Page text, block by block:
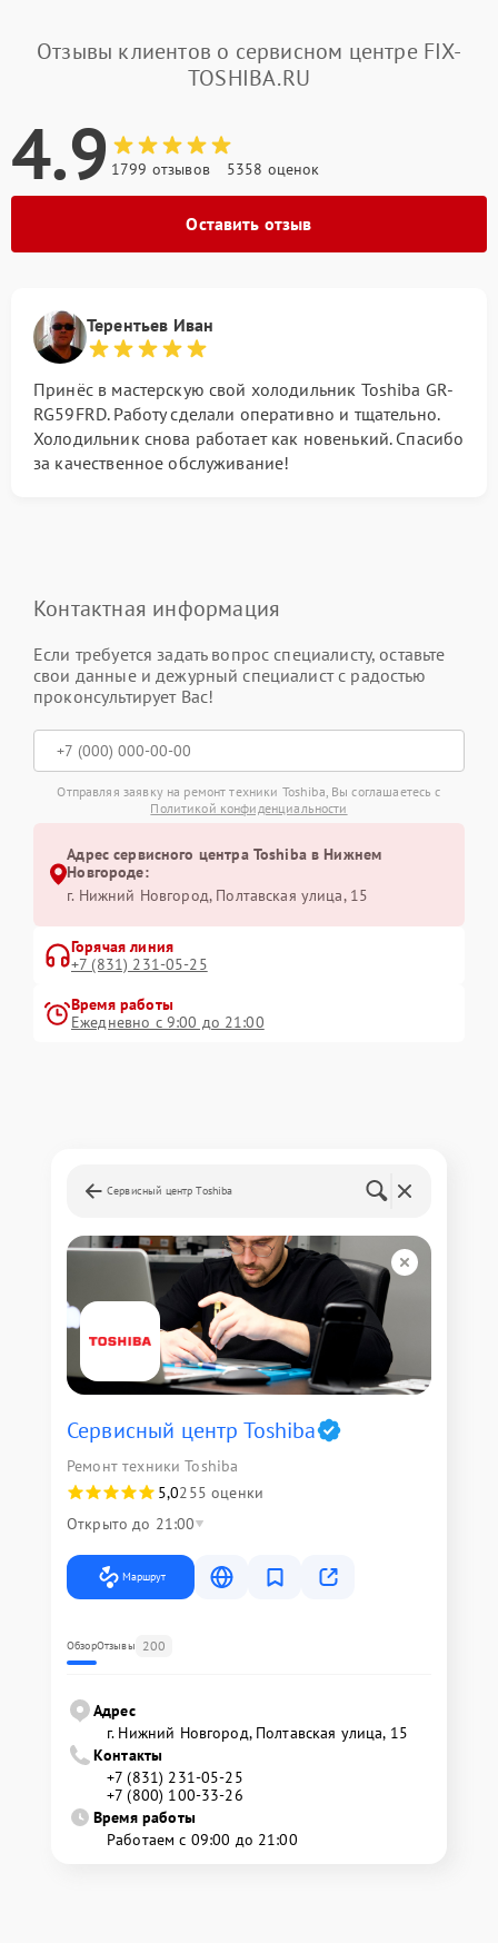
Отзывы клиентов о сервисном центре FIX-
TOSHIBA.RU
4.9 1799 отзывов 5358 оценок
Оставить отзыв
Терентьев Иван
Принёс в мастерскую свой холодильник Toshiba GR-
RG59FRD. Работу сделали оперативно и тщательно.
Холодильник снова работает как новенький. Спасибо
за качественное обслуживание!
Контактная информация
Если требуется задать вопрос специалисту, оставьте
свои данные и дежурный специалист с радостью
проконсультирует Вас!
Отправляя заявку на ремонт техники Toshiba, Вы соглашаетесь с
Политикой конфиденциальности
Адрес сервисного центра Toshiba в Нижнем
Новгороде:
г. Нижний Новгород, Полтавская улица, 15
Горячая линия
+7 (831) 231-05-25
Время работы
Ежедневно с 9:00 до 21:00
Сервисный центр Toshiba
Сервисный центр Toshiba
Ремонт техники Toshiba
5,0255 оценки
Открыто до 21:00
Маршрут
ОбзорОтзывы 200
Адрес
г. Нижний Новгород, Полтавская улица, 15
Контакты
+7 (831) 231-05-25
+7 (800) 100-33-26
Время работы
Работаем с 09:00 до 21:00